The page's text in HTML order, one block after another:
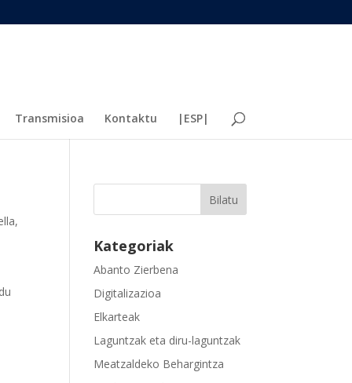
Transmisioa Kontaktu |ESP|
,
Kategoriak
Abanto Zierbena
Digitalizazioa
Elkarteak
Laguntzak eta diru-laguntzak
Meatzaldeko Behargintza